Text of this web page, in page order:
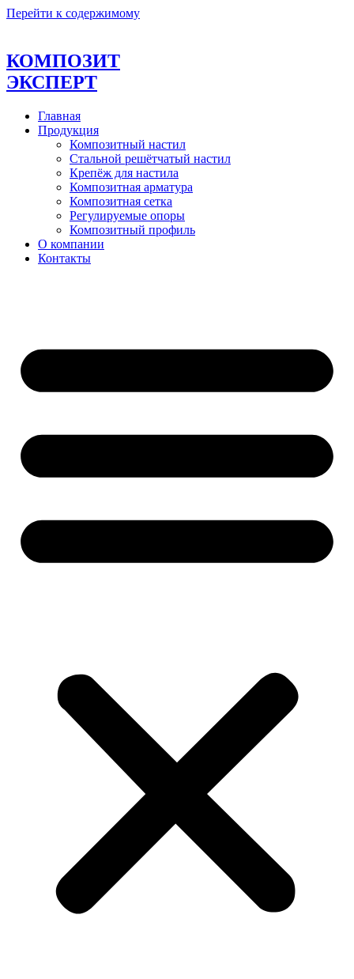
Перейти к содержимому
КОМПОЗИТ
ЭКСПЕРТ
Главная
Продукция
Композитный настил
Стальной решётчатый настил
Крепёж для настила
Композитная арматура
Композитная сетка
Регулируемые опоры
Композитный профиль
О компании
Контакты